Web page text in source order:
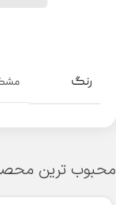
رنگ
محبوب ترین